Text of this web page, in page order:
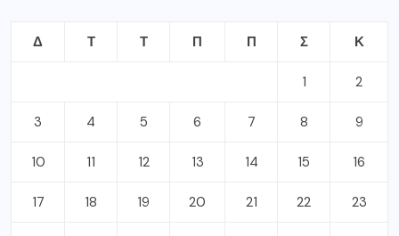
Δ Τ Τ Π Π Σ Κ
1 2
3 4 5 6 7 8 9
10 11 12 13 14 15 16
17 18 19 20 21 22 23